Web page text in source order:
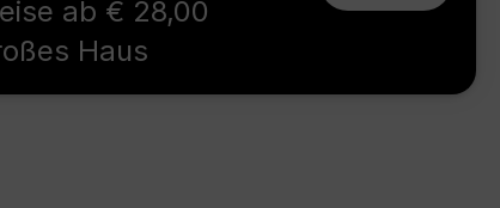
ab € 28,00
Haus